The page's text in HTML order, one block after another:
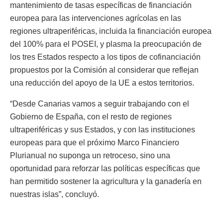
mantenimiento de tasas específicas de financiación
europea para las intervenciones agrícolas en las
regiones ultraperiféricas, incluida la financiación europea
del 100% para el POSEI, y plasma la preocupación de
los tres Estados respecto a los tipos de cofinanciación
propuestos por la Comisión al considerar que reflejan
una reducción del apoyo de la UE a estos territorios.
“Desde Canarias vamos a seguir trabajando con el
Gobierno de España, con el resto de regiones
ultraperiféricas y sus Estados, y con las instituciones
europeas para que el próximo Marco Financiero
Plurianual no suponga un retroceso, sino una
oportunidad para reforzar las políticas específicas que
han permitido sostener la agricultura y la ganadería en
nuestras islas”, concluyó.